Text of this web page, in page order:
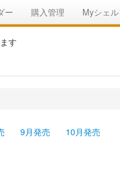
ー 購入管理 Myシェ
す
9月発売 10月発売